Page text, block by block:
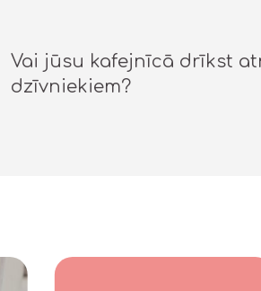
Vai jūsu kafejnīcā drīkst
dzīvniekiem?